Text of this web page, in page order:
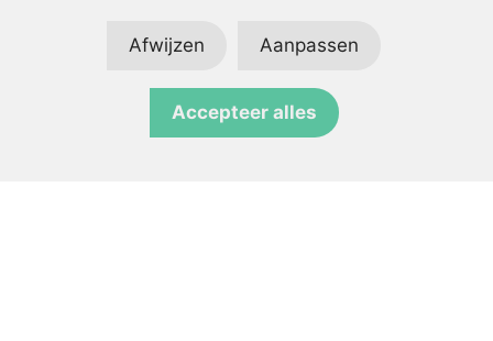
Afwijzen Aanpassen
Accepteer alles